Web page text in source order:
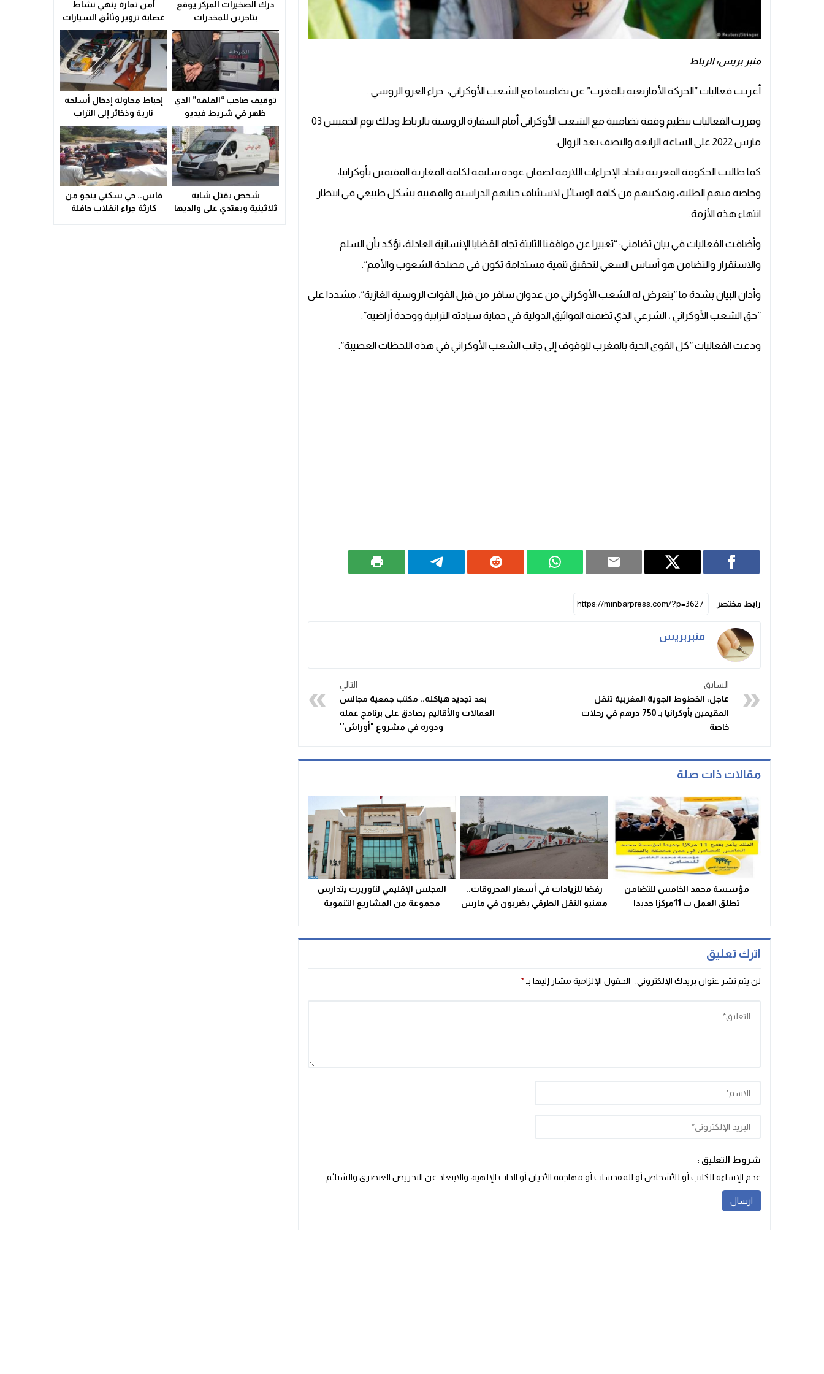
منبر بريس: الرباط
أعربت فعاليات ”الحركة الأمازيغية بالمغرب” عن تضامنها مع الشعب الأوكراني، جراء الغزو الروسي .
وقررت الفعاليات تنظيم وقفة تضامنية مع الشعب الأوكراني أمام السفارة الروسية بالرباط وذلك يوم الخميس 03
مارس 2022 على الساعة الرابعة والنصف بعد الزوال.
كما طالبت الحكومة المغربية باتخاذ الإجراءات اللازمة لضمان عودة سليمة لكافة المغاربة المقيمين بأوكرانيا،
وخاصة منهم الطلبة، وتمكينهم من كافة الوسائل لاستئناف حياتهم الدراسية والمهنية بشكل طبيعي في انتظار
انتهاء هذه الأزمة.
وأضافت الفعاليات في بيان تضامني: “تعبيرا عن مواقفنا الثابتة تجاه القضايا الإنسانية العادلة، نؤكد بأن السلم
والاستقرار والتضامن هو أساس السعي لتحقيق تنمية مستدامة تكون في مصلحة الشعوب والأمم”.
وأدان البيان بشدة ما ”يتعرض له الشعب الأوكراني من عدوان سافر من قبل القوات الروسية الغازية”، مشددا على
”حق الشعب الأوكراني ، الشرعي الذي تضمنه المواثيق الدولية في حماية سيادته الترابية ووحدة أراضيه”.
ودعت الفعاليات ”كل القوى الحية بالمغرب للوقوف إلى جانب الشعب الأوكراني في هذه اللحظات العصيبة”.
رابط مختصر
منبربريس
السابق
عاجل: الخطوط الجوية المغربية تنقل
المقيمين بأوكرانيا بـ 750 درهم في رحلات
خاصة
التالي
بعد تجديد هياكله.. مكتب جمعية مجالس
العمالات والأقاليم يصادق على برنامج عمله
ودوره في مشروع "أوراش''
مقالات ذات صلة
مؤسسة محمد الخامس للتضامن
تطلق العمل ب 11مركزا جديدا
رفضا للزيادات في أسعار المحروقات..
مهنيو النقل الطرقي يضربون في مارس
المجلس الإقليمي لتاوريرت يتدارس
مجموعة من المشاريع التنموية
اترك تعليق
لن يتم نشر عنوان بريدك الإلكتروني. الحقول الإلزامية مشار إليها بـ*
شروط التعليق :
عدم الإساءة للكاتب أو للأشخاص أو للمقدسات أو مهاجمة الأديان أو الذات الإلهية، والابتعاد عن التحريض العنصري والشتائم‬.
21:02 ولاية أمن وجدة تُقرب خدمات بطاقة التعريف الوطنية من سكان
23:31 سوء التدبير و التسيير في القطاع الصحي المحلي يشعل التوتر
درك الصخيرات المركز يوقع
بتاجرين للمخدرات
أمن تمارة ينهي نشاط
عصابة تزوير وثائق السيارات
توقيف صاحب “الفلقة” الذي
ظهر في شريط فيديو
إحباط محاولة إدخال أسلحة
نارية وذخائر إلى التراب
الوطني
شخص يقتل شابة
ثلاثينية ويعتدي على والديها
فاس.. حي سكني ينجو من
كارثة جراء انقلاب حافلة